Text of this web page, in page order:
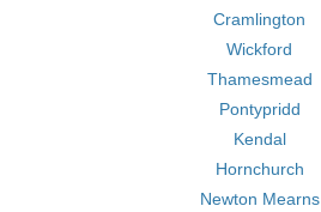
Cramlington
Wickford
Thamesmead
Pontypridd
Kendal
Hornchurch
Newton Mearns